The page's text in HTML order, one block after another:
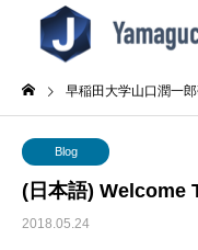
早稲田大学山口潤一
Blog
(日本語) Welcome
2018.05.24